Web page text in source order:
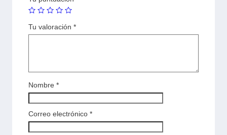
Tu valoración *
Nombre *
Correo electrónico *